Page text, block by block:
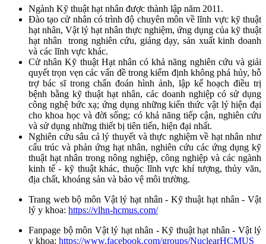
Ngành Kỹ thuật hạt nhân được thành lập năm 2011.
Đào tạo cử nhân có trình độ chuyên môn về lĩnh vực kỹ thuật
hạt nhân, Vật lý hạt nhân thực nghiệm, ứng dụng của kỹ thuật
hạt nhân trong nghiên cứu, giảng dạy, sản xuất kinh doanh
và các lĩnh vực khác.
Cử nhân Kỹ thuật Hạt nhân có khả năng nghiên cứu và giải
quyết trọn vẹn các vấn đề trong kiểm định không phá hủy, hỗ
trợ bác sĩ trong chẩn đoán hình ảnh, lập kế hoạch điều trị
bệnh bằng kỹ thuật hạt nhân, các doanh nghiệp có sử dụng
công nghệ bức xạ; ứng dụng những kiến thức vật lý hiện đại
cho khoa học và đời sống; có khả năng tiếp cận, nghiên cứu
và sử dụng những thiết bị tiên tiến, hiện đại nhất.
Nghiên cứu sâu cả lý thuyết và thực nghiệm về hạt nhân như
cấu trúc và phản ứng hạt nhân, nghiên cứu các ứng dụng kỹ
thuật hạt nhân trong nông nghiệp, công nghiệp và các ngành
kinh tế - kỹ thuật khác, thuộc lĩnh vực khí tượng, thủy văn,
địa chất, khoáng sản và bảo vệ môi trường.
Trang web bộ môn Vật lý hạt nhân - Kỹ thuật hạt nhân - Vật
lý y khoa: https://vlhn-hcmus.com/
Fanpage bộ môn Vật lý hạt nhân - Kỹ thuật hạt nhân - Vật lý
y khoa: https://www.facebook.com/groups/NuclearHCMUS